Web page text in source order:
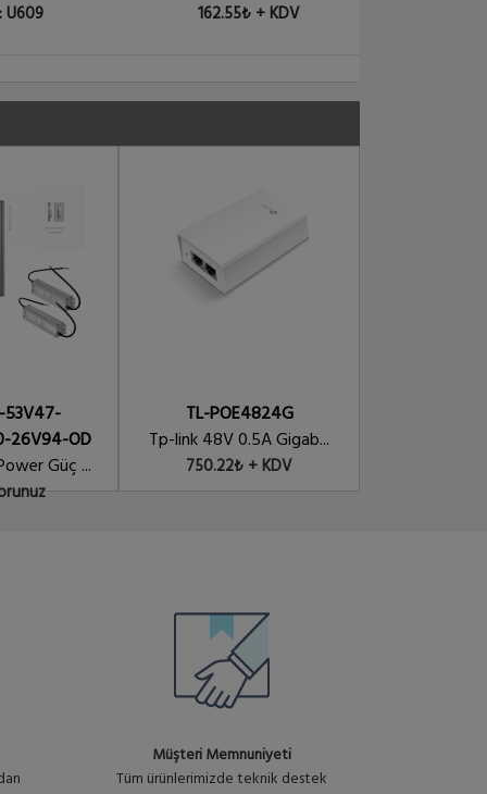
U609 162.55₺ + KDV
U759 10,503.10₺ + KDV
700.21₺ + KDV
26V94-OD
Güç ...
TL-POE4824G
Tp-link 48V 0.5A Gigab...
750.22₺ + KDV
Müşteri Memnuniyeti
Tüm ürünlerimizde teknik destek